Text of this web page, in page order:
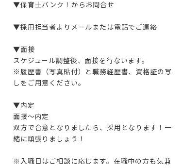
▼保育士バンク！からお問合せ
▼採用担当者よりメールまたは電話でご連絡
▼面接
スケジュール調整後、面接を行ないます。
※履歴書（写真貼付）と職務経歴書、資格証の写
しをご用意ください。
▼内定
面接～内定
双方で合意となりましたら、採用となります！一
緒に頑張りましょう！
※入職日はご相談に応じます。在職中の方も気兼